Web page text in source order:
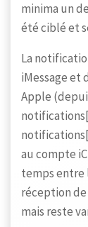
minima un
été ciblé et
La
iMessage et
Apple
au compte
temps entre
réception
mais reste